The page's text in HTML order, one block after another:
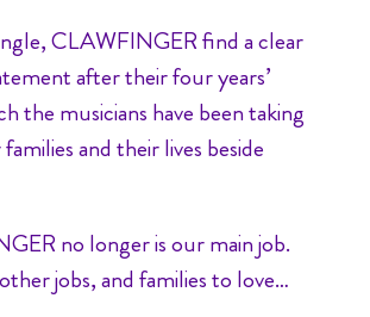
CLAWFINGER find a clear
after their four years’
the musicians have been taking
and their lives beside
no longer is our main job.
jobs, and families to love…